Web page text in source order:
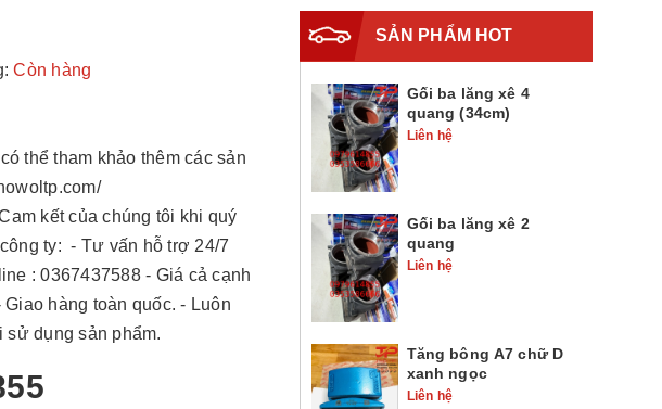
Còn hàng
thể tham khảo thêm các sản
kết của chúng tôi khi quý
ty: - Tư vấn hỗ trợ 24/7
: 0367437588 - Giá cả cạnh
hàng toàn quốc. - Luôn
sử dụng sản phẩm.
SẢN PHẨM HOT
Gối ba lăng xê 4
quang (34cm)
Liên hệ
Gối ba lăng xê 2
quang
Liên hệ
Tăng bông A7 chữ D
xanh ngọc
Liên hệ